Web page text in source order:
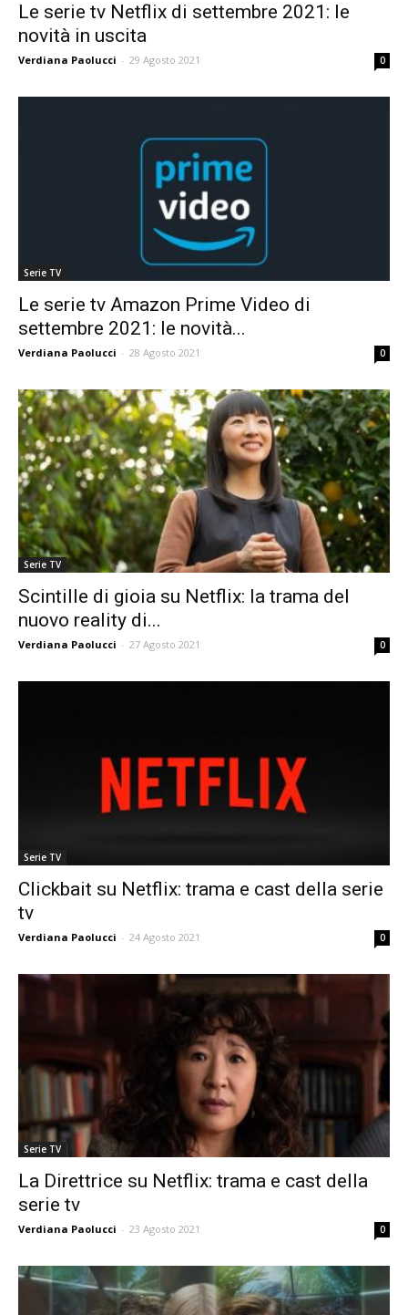
Le serie tv Netflix di settembre 2021: le
novità in uscita
Verdiana Paolucci - 29 Agosto 2021 0
Serie TV
Le serie tv Amazon Prime Video di
settembre 2021: le novità...
Verdiana Paolucci - 28 Agosto 2021 0
Serie TV
Scintille di gioia su Netflix: la trama del
nuovo reality di...
Verdiana Paolucci - 27 Agosto 2021 0
Serie TV
Clickbait su Netflix: trama e cast della serie
tv
Verdiana Paolucci - 24 Agosto 2021 0
Serie TV
La Direttrice su Netflix: trama e cast della
serie tv
Verdiana Paolucci - 23 Agosto 2021 0